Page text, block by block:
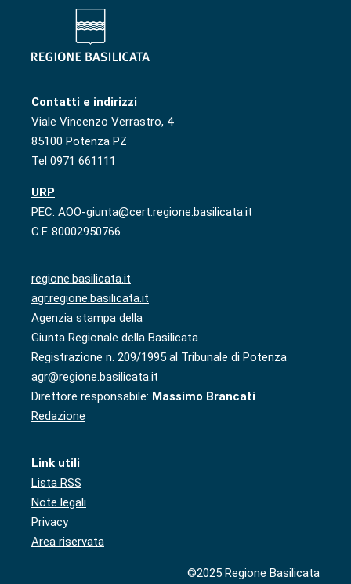
Contatti e indirizzi
Viale Vincenzo Verrastro, 4
85100 Potenza PZ
Tel 0971 661111
URP
PEC: AOO-giunta@cert.regione.basilicata.it
C.F. 80002950766
regione.basilicata.it
agr.regione.basilicata.it
Agenzia stampa della
Giunta Regionale della Basilicata
Registrazione n. 209/1995 al Tribunale di Potenza
agr@regione.basilicata.it
Direttore responsabile: Massimo Brancati
Redazione
Link utili
Lista RSS
Note legali
Privacy
Area riservata
©2025 Regione Basilicata